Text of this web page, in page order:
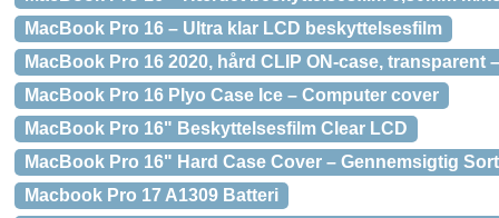
MacBook Pro 16 – Ultra klar LCD beskyttelsesfilm
MacBook Pro 16 2020, hård CLIP ON-case, transparent
MacBook Pro 16 Plyo Case Ice – Computer cover
MacBook Pro 16" Beskyttelsesfilm Clear LCD
MacBook Pro 16" Hard Case Cover – Gennemsigtig Sort
Macbook Pro 17 A1309 Batteri